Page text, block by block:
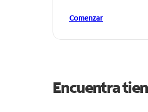
Comenzar
Encuentra